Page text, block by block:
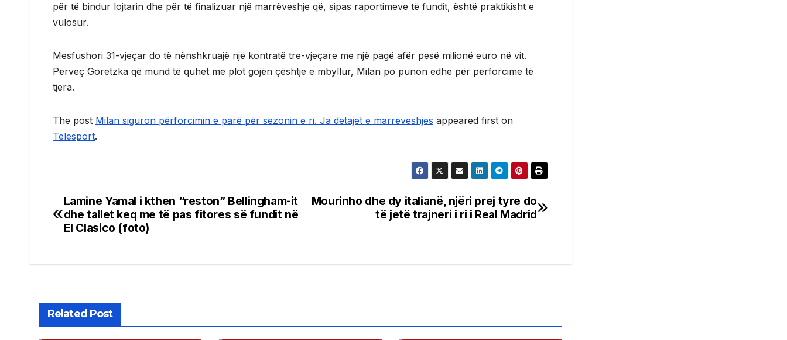
për të bindur lojtarin dhe për të finalizuar një marrëveshje që, sipas raportimeve të fundit, është praktikisht e
vulosur.
Mesfushori 31-vjeçar do të nënshkruajë një kontratë tre-vjeçare me një pagë afër pesë milionë euro në vit.
Përveç Goretzka që mund të quhet me plot gojën çështje e mbyllur, Milan po punon edhe për përforcime të
tjera.
The post Milan siguron përforcimin e parë për sezonin e ri. Ja detajet e marrëveshjes appeared first on
Telesport.
Post
navigation
Mourinho dhe dy italianë, njëri prej tyre do
të jetë trajneri i ri i Real Madrid
Lamine Yamal i kthen “reston” Bellingham-it
dhe tallet keq me të pas fitores së fundit në
El Clasico (foto)
Related Post